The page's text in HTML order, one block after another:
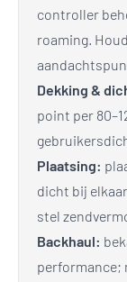
controller
roaming.
Dekking &
point per
Plaatsing:
dicht bij
stel
Backhaul:
performance;